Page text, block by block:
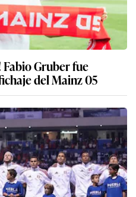
Fabio Gruber fue
del Mainz 05